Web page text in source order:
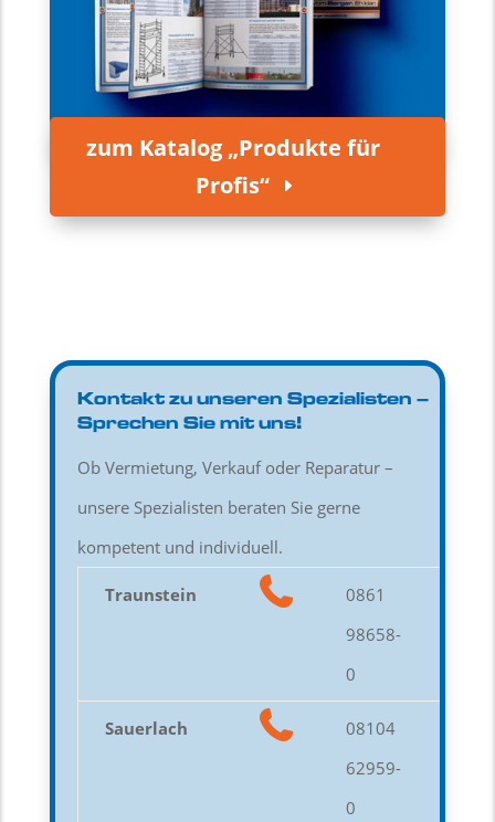
zum Katalog „Produkte für
Profis“
Kontakt zu unseren Spezialisten –
Sprechen Sie mit uns!
Ob Vermietung, Verkauf oder Reparatur –
unsere Spezialisten beraten Sie gerne
kompetent und individuell.
Traunstein
0861
98658-
0
Sauerlach
08104
62959-
0